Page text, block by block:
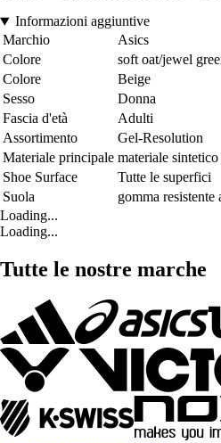
Informazioni aggiuntive
Marchio
Asics
Colore
soft oat/jewel
Colore
Beige
Sesso
Donna
Fascia d'età
Adulti
Assortimento
Gel-Resolution
Materiale principale materiale
Shoe Surface
Tutte le superfici
Suola
gomma resistente
Loading...
Loading...
Tutte le nostre marche